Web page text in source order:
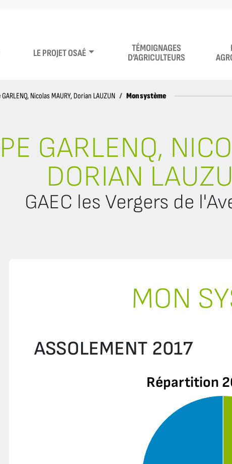
LE PROJET OSAÉ
TÉMOIGNAGES
D’AGRICULTEURS
Nicolas MAURY, Dorian LAUZUN Mon système
GARLENQ,
DORIAN
GAEC les Vergers de
MON
ASSOLEMENT 2017
Répartition